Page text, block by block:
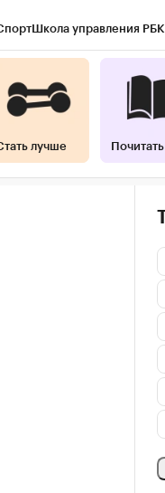
Школа управления РБК
лучше Почитать